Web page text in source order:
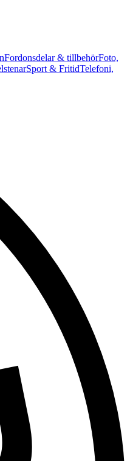
Fordonsdelar & tillbehörFoto,
Sport & FritidTelefoni,